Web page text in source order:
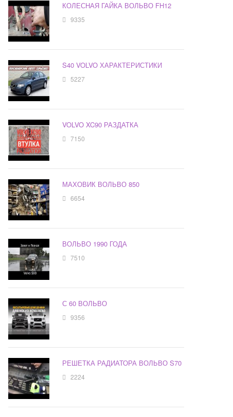
КОЛЕСНАЯ ГАЙКА ВОЛЬВО FH12
9335
S40 VOLVO ХАРАКТЕРИСТИКИ
5227
VOLVO XC90 РАЗДАТКА
7150
МАХОВИК ВОЛЬВО 850
6654
ВОЛЬВО 1990 ГОДА
7510
С 60 ВОЛЬВО
9356
РЕШЕТКА РАДИАТОРА ВОЛЬВО S70
2224